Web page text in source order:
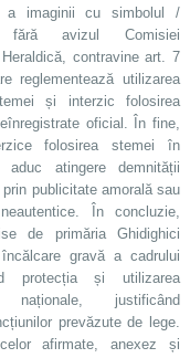
a imaginii cu simbolul /
fără avizul Comisiei
contravine art. 7
reglementează utilizarea
și interzic folosirea
oficial. În fine,
folosirea stemei în
aduc atingere demnității
publicitate amorală sau
În concluzie,
de primăria Ghidighici
gravă a cadrului
protecția și utilizarea
naționale, justificând
prevăzute de lege.
afirmate, anexez și